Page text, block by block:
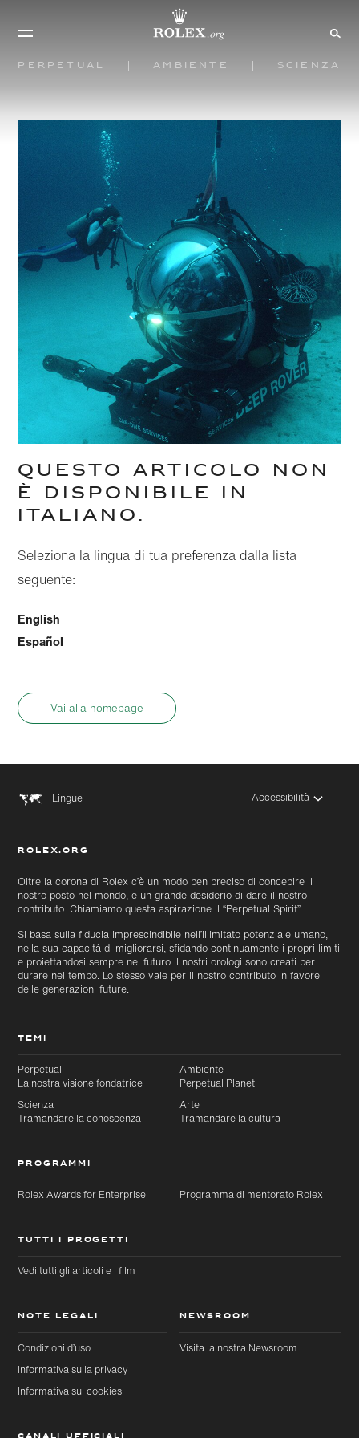
Perpetual Ambiente Scienza
QUESTO ARTICOLO NON
È DISPONIBILE IN
ITALIANO.
Seleziona la lingua di tua preferenza dalla lista
seguente:
English
Español
Vai alla homepage
Lingue Accessibilità
ROLEX.ORG
Oltre la corona di Rolex c’è un modo ben preciso di concepire il
nostro posto nel mondo, e un grande desiderio di dare il nostro
contributo. Chiamiamo questa aspirazione il “Perpetual Spirit”.
Si basa sulla fiducia imprescindibile nell’illimitato potenziale umano,
nella sua capacità di migliorarsi, sfidando continuamente i propri limiti
e proiettandosi sempre nel futuro. I nostri orologi sono creati per
durare nel tempo. Lo stesso vale per il nostro contributo in favore
delle generazioni future.
TEMI
Perpetual
La nostra visione fondatrice
Ambiente
Perpetual Planet
Scienza
Tramandare la conoscenza
Arte
Tramandare la cultura
PROGRAMMI
Rolex Awards for Enterprise Programma di mentorato Rolex
TUTTI I PROGETTI
Vedi tutti gli articoli e i film
NOTE LEGALI
Condizioni d’uso
Informativa sulla privacy
Informativa sui cookies
NEWSROOM
Visita la nostra Newsroom